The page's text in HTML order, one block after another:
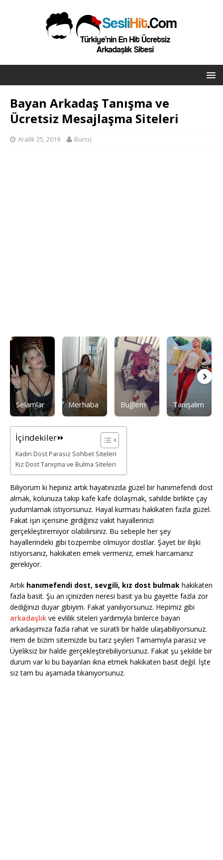
Bayan Arkadaş Tanışma ve
Ücretsiz Mesajlaşma Siteleri
Aralık 25, 2019 Burcu
Selamlar Merhaba Buğlem Tanışalım
İçindekiler⏩
Kadın Dost Parasız Sohbet Siteleri
Kız Dost Tanışma ve Bulma Siteleri
Biliyorum ki hepiniz artık hayatınızda güzel bir hanımefendi dost
almak, kolunuza takıp kafe kafe dolaşmak, sahilde birlikte çay
yudumlamak istiyorsunuz. Hayal kurması hakikaten fazla güzel.
Fakat işin içerisine girdiğiniz vakit hayallerinizi
gerçekleştiremiyor olabilirsiniz. Bu sebeple her şey
hayallerindeki gibi tozpembe olmuyor dostlar. Şayet bir ilişki
istiyorsanız, hakikaten emek vermeniz, emek harcamanız
gerekiyor.
Artık hanımefendi dost, sevgili, kız dost bulmak hakikaten
fazla basit. Şu an içinizden neresi basit ya bu gayette fazla zor
dediğinizi duyar gibiyim. Fakat yanılıyorsunuz. Hepimiz gibi
arkadaşlık ve evlilik siteleri yardımıyla binlerce bayan
arkadaşımıza fazla rahat ve süratli bir halde ulaşabiliyorsunuz.
Hem de bizim sitemizde bu tarz şeyleri Tamamıyla parasız ve
Üyeliksiz bir halde gerçekleştirebiliyorsunuz. Fakat şu şekilde bir
durum var ki bu bayanları ikna etmek hakikaten basit değil. İşte
siz tam bu aşamada tıkanıyorsunuz.